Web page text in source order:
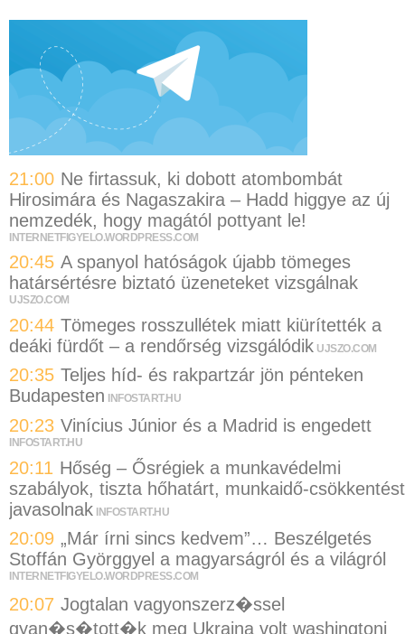
21:00 Ne firtassuk, ki dobott atombombát
Hirosimára és Nagaszakira – Hadd higgye az új
nemzedék, hogy magától pottyant le!
INTERNETFIGYELO.WORDPRESS.COM
20:45 A spanyol hatóságok újabb tömeges
határsértésre biztató üzeneteket vizsgálnak
UJSZO.COM
20:44 Tömeges rosszullétek miatt kiürítették a
deáki fürdőt – a rendőrség vizsgálódik UJSZO.COM
20:35 Teljes híd- és rakpartzár jön pénteken
Budapesten
INFOSTART.HU
20:23 Vinícius Júnior és a Madrid is engedett
INFOSTART.HU
20:11 Hőség – Ősrégiek a munkavédelmi
szabályok, tiszta hőhatárt, munkaidő-csökkentést
javasolnak INFOSTART.HU
20:09 „Már írni sincs kedvem”… Beszélgetés
Stoffán Györggyel a magyarságról és a világról
INTERNETFIGYELO.WORDPRESS.COM
20:07 Jogtalan vagyonszerz�ssel
gyan�s�tott�k meg Ukrajna volt washingtoni